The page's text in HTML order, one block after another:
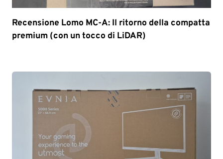
Recensione Lomo MC-A: Il ritorno della compatta
premium (con un tocco di LiDAR)